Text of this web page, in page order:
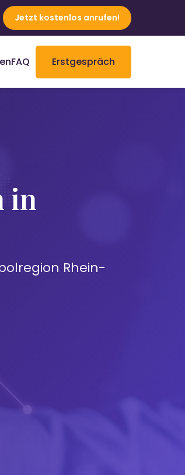
Jetzt kostenlos anrufen!
FAQ Erstgespräch
in
Rhein-